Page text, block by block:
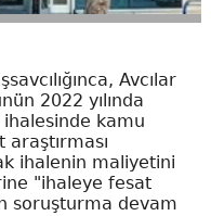
Avcılar
2022 yılında
ihalesinde kamu
ihalenin maliyetini
"ihaleye fesat
soruşturma devam